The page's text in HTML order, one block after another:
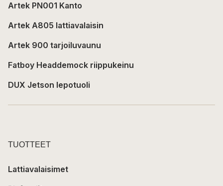
Artek PN001 Kanto
Artek A805 lattiavalaisin
Artek 900 tarjoiluvaunu
Fatboy Headdemock riippukeinu
DUX Jetson lepotuoli
TUOTTEET
Lattiavalaisimet